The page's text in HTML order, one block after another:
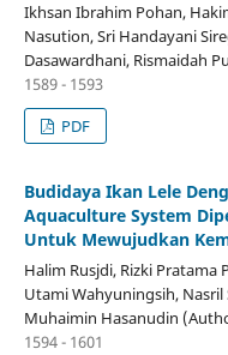
Ikhsan Ibrahim Pohan,
Nasution, Sri Handayani
Dasawardhani, Rismaidah
1589 - 1593
PDF
Budidaya Ikan Lele
Aquaculture System
Untuk Mewujudkan
Halim Rusjdi, Rizki Pratama
Utami Wahyuningsih, Nasril
Muhaimin Hasanudin
1594 - 1601